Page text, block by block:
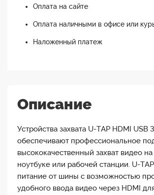
Оплата на сайте
Оплата наличными в офисе или
Наложенный платеж
Описание
Устройства захвата U-TAP HDMI USB
обеспечивают профессиональное
высококачественный захват видео
ноутбуке или рабочей станции. U-
питание от шины с возможностью
удобного ввода видео через HDMI